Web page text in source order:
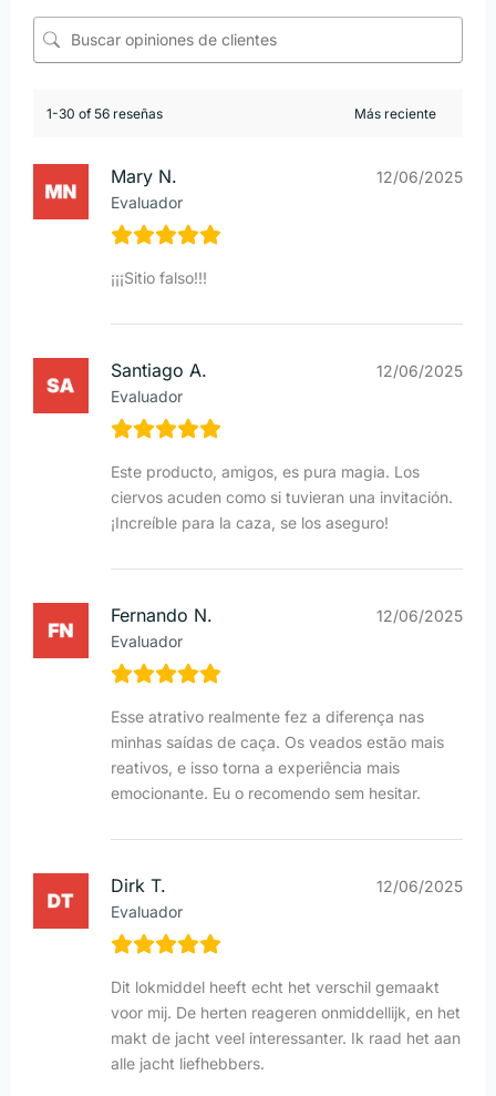
1-30 of 56 reseñas
Mary N.
Evaluador
12/06/2025
¡¡¡Sitio falso!!!
Santiago A.
Evaluador
12/06/2025
Este producto, amigos, es pura magia. Los
ciervos acuden como si tuvieran una invitación.
¡Increíble para la caza, se los aseguro!
Fernando N.
Evaluador
12/06/2025
Esse atrativo realmente fez a diferença nas
minhas saídas de caça. Os veados estão mais
reativos, e isso torna a experiência mais
emocionante. Eu o recomendo sem hesitar.
Dirk T.
Evaluador
12/06/2025
Dit lokmiddel heeft echt het verschil gemaakt
voor mij. De herten reageren onmiddellijk, en het
makt de jacht veel interessanter. Ik raad het aan
alle jacht liefhebbers.